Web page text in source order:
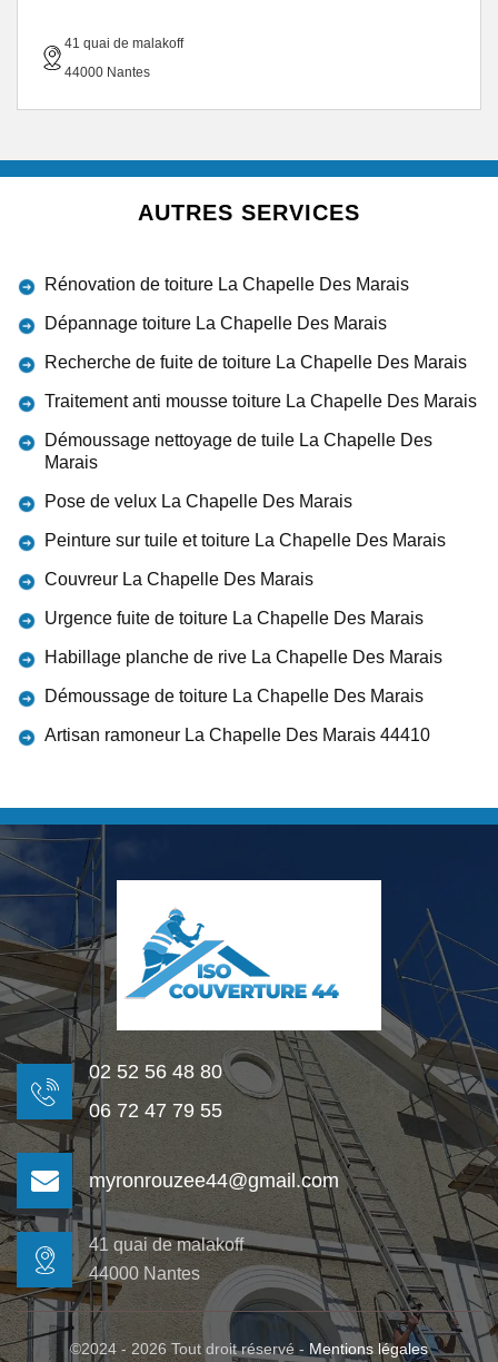
41 quai de malakoff
44000 Nantes
AUTRES SERVICES
Rénovation de toiture La Chapelle Des Marais
Dépannage toiture La Chapelle Des Marais
Recherche de fuite de toiture La Chapelle Des Marais
Traitement anti mousse toiture La Chapelle Des Marais
Démoussage nettoyage de tuile La Chapelle Des
Marais
Pose de velux La Chapelle Des Marais
Peinture sur tuile et toiture La Chapelle Des Marais
Couvreur La Chapelle Des Marais
Urgence fuite de toiture La Chapelle Des Marais
Habillage planche de rive La Chapelle Des Marais
Démoussage de toiture La Chapelle Des Marais
Artisan ramoneur La Chapelle Des Marais 44410
02 52 56 48 80
06 72 47 79 55
myronrouzee44@gmail.com
41 quai de malakoff
44000 Nantes
©2024 - 2026 Tout droit réservé - Mentions légales